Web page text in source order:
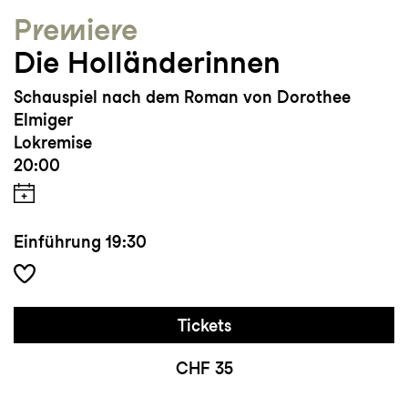
Premiere
Die Holländerinnen
Schauspiel nach dem Roman von Dorothee
Elmiger
Lokremise
20:00
Einführung 19:30
Tickets
CHF 35